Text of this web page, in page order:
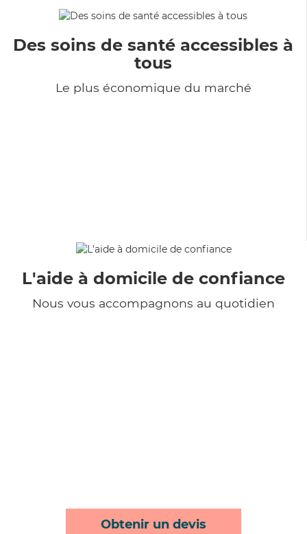
Des soins de santé accessibles à
tous
Le plus économique du marché
L'aide à domicile de confiance
Nous vous accompagnons au quotidien
Obtenir un devis